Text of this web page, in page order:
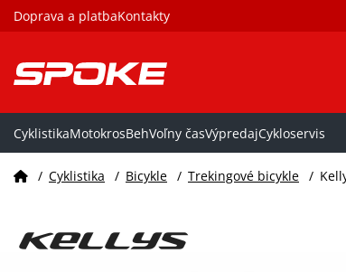
Doprava a platbaKontakty
CyklistikaMotokrosBehVoľny časVýpredajCykloservis
/ Cyklistika / Bicykle / Trekingové bicykle /